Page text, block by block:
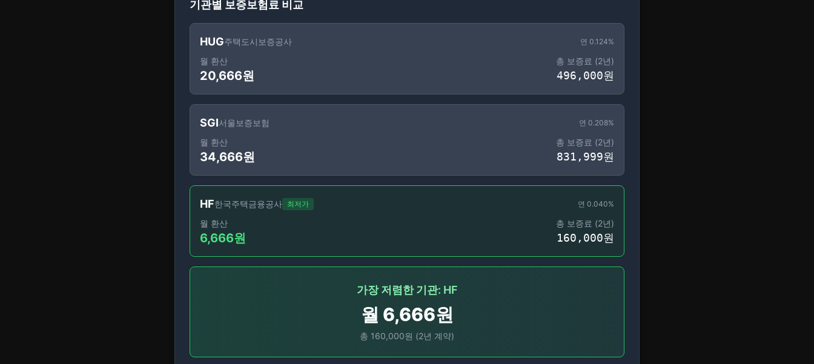
기관별 보증보험료 비교
HUG주택도시보증공사 연 0.124%
월 환산
20,666원
총 보증료 (2년)
496,000원
SGI서울보증보험 연 0.208%
월 환산
34,666원
총 보증료 (2년)
831,999원
HF한국주택금융공사 최저가 연 0.040%
월 환산
6,666원
총 보증료 (2년)
160,000원
가장 저렴한 기관: HF
월 6,666원
총 160,000원 (2년 계약)